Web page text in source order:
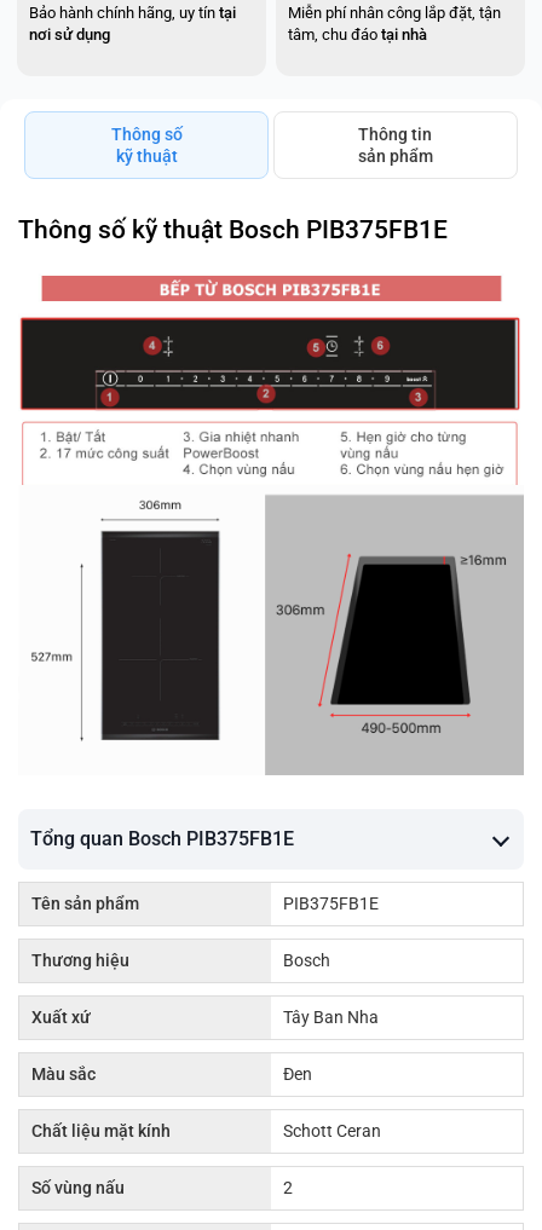
Bảo hành chính hãng, uy tíntại
nơi sử dụng
Miễn phí nhân công lắp đặt, tận
tâm, chu đáotại nhà
Thông số
kỹ thuật
Thông tin
sản phẩm
Thông số kỹ thuật Bosch PIB375FB1E
Tổng quan Bosch PIB375FB1E
Tên sản phẩm PIB375FB1E
Thương hiệu Bosch
Xuất xứ Tây Ban Nha
Màu sắc Đen
Chất liệu mặt kính Schott Ceran
Số vùng nấu 2